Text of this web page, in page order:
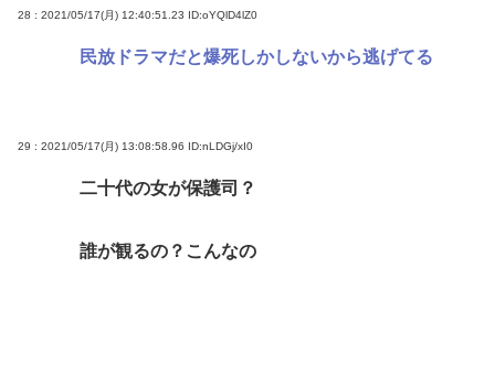
28 : 2021/05/17(月) 12:40:51.23 ID:oYQlD4lZ0
民放ドラマだと爆死しかしないから逃げてる
29 : 2021/05/17(月) 13:08:58.96 ID:nLDGj/xI0
二十代の女が保護司？
誰が観るの？こんなの